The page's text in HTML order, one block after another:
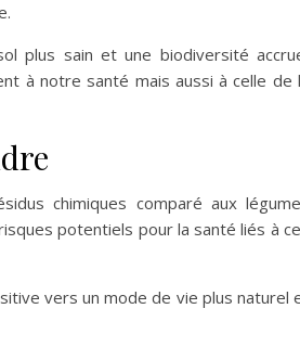
plus sain et une biodiversité
à notre santé mais aussi à celle de
chimiques comparé aux
potentiels pour la santé liés à
vers un mode de vie plus naturel